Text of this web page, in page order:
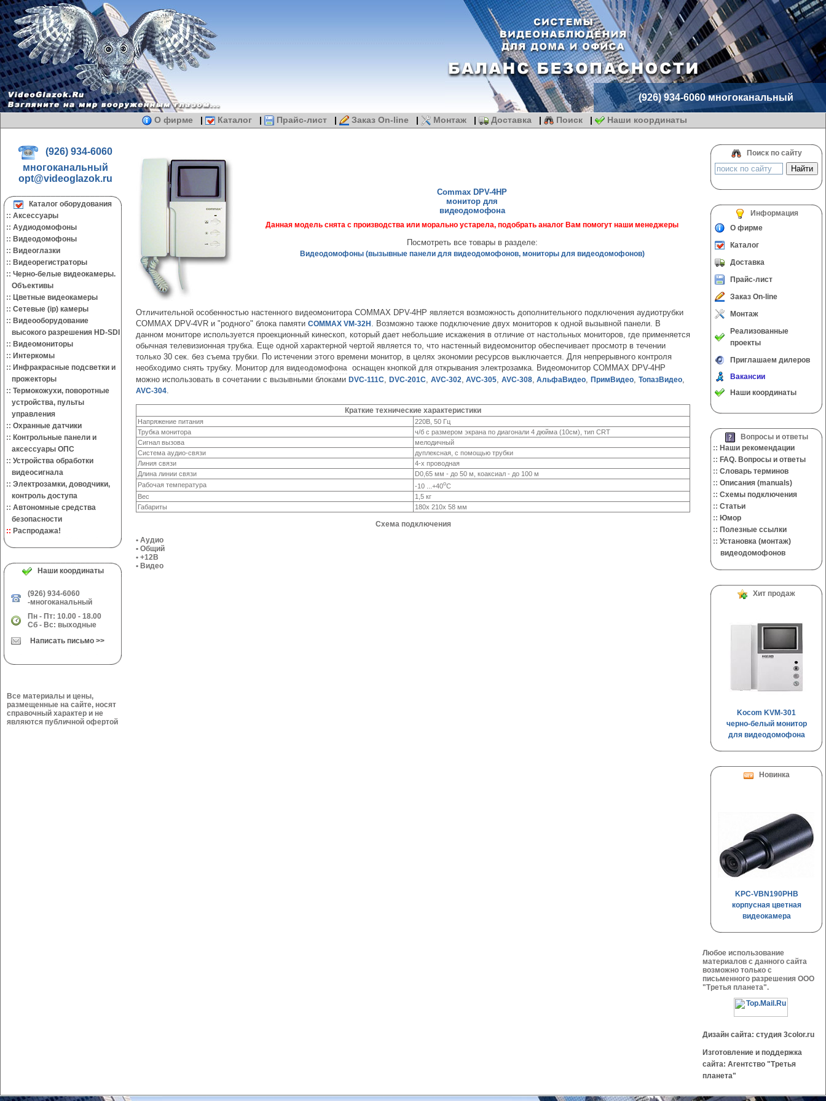
(926) 934-6060 многоканальный
О фирме | Каталог | Прайс-лист | Заказ On-line | Монтаж | Доставка | Поиск | Наши координаты
(926) 934-6060
многоканальный
opt@videoglazok.ru
Каталог оборудования
:: Аксессуары
:: Аудиодомофоны
:: Видеодомофоны
:: Видеоглазки
:: Видеорегистраторы
:: Черно-белые видеокамеры.
Объективы
:: Цветные видеокамеры
:: Сетевые (ip) камеры
:: Видеооборудование
высокого разрешения HD-SDI
:: Видеомониторы
:: Интеркомы
:: Инфракрасные подсветки и
прожекторы
:: Термокожухи, поворотные
устройства, пульты
управления
:: Охранные датчики
:: Контрольные панели и
аксессуары ОПС
:: Устройства обработки
видеосигнала
:: Электрозамки, доводчики,
контроль доступа
:: Автономные средства
безопасности
:: Распродажа!
Наши координаты
(926) 934-6060
-многоканальный
Пн - Пт: 10.00 - 18.00
Сб - Вс: выходные
Написать письмо >>
Все материалы и цены,
размещенные на сайте, носят
справочный характер и не
являются публичной офертой
Commax DPV-4HP
монитор для
видеодомофона
Данная модель снята с производства или морально устарела, подобрать аналог Вам помогут наши менеджеры
Посмотреть все товары в разделе:
Видеодомофоны (вызывные панели для видеодомофонов, мониторы для видеодомофонов)
Отличительной особенностью настенного видеомонитора COMMAX DPV-4HP является возможность дополнительного подключения аудиотрубки
COMMAX DPV-4VR и "родного" блока памяти COMMAX VM-32H . Возможно также подключение двух мониторов к одной вызывной панели. В
данном мониторе используется проекционный кинескоп, который дает небольшие искажения в отличие от настольных мониторов, где применяется
обычная телевизионная трубка. Еще одной характерной чертой является то, что настенный видеомонитор обеспечивает просмотр в течении
только 30 сек. без съема трубки. По истечении этого времени монитор, в целях экономии ресурсов выключается. Для непрерывного контроля
необходимо снять трубку. Монитор для видеодомофона оснащен кнопкой для открывания электрозамка. Видеомонитор COMMAX DPV-4HP
можно использовать в сочетании с вызывными блоками DVC-111C, DVC-201C, AVC-302, AVC-305, AVC-308, АльфаВидео, ПримВидео, ТопазВидео,
AVC-304.
Краткие технические характеристики
Напряжение питания
220В, 50 Гц
Трубка монитора
ч/б с размером экрана по диагонали 4 дюйма (10см), тип CRT
Сигнал вызова
мелодичный
Система аудио-связи
дуплексная, с помощью трубки
Линия связи
4-х проводная
Длина линии связи
D0,65 мм - до 50 м, коаксиал - до 100 м
Рабочая температура
-10 ...+40оС
Вес
1,5 кг
Габариты
180х 210х 58 мм
Схема подключения
• Аудио
• Общий
• +12В
• Видео
Поиск по сайту
Информация
О фирме
Каталог
Доставка
Прайс-лист
Заказ On-line
Монтаж
Реализованные
проекты
Приглашаем дилеров
Вакансии
Наши координаты
Вопросы и ответы
:: Наши рекомендации
:: FAQ. Вопросы и ответы
:: Словарь терминов
:: Описания (manuals)
:: Cхемы подключения
:: Cтатьи
:: Юмор
:: Полезные ссылки
:: Установка (монтаж)
видеодомофонов
Хит продаж
Kocom KVM-301
черно-белый монитор
для видеодомофона
Новинка
KPC-VBN190PHB
корпусная цветная
видеокамера
Любое использование
материалов с данного сайта
возможно только с
письменного разрешения OOO
"Третья планета".
Дизайн сайта: студия 3color.ru
Изготовление и поддержка
сайта: Агентство "Третья
планета"